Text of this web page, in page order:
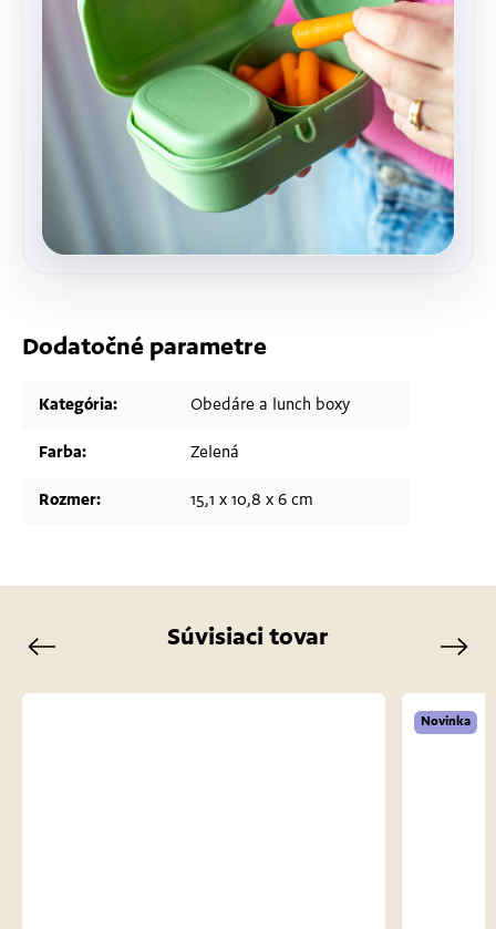
Dodatočné parametre
Kategória: Obedáre a lunch boxy
Farba: Zelená
Rozmer: 15,1 x 10,8 x 6 cm
Súvisiaci tovar
Previous
Novinka
Next